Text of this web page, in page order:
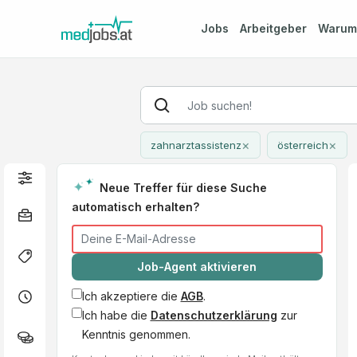
Jobs Arbeitgeber
zahnarztassistenz× österreich×
Neue Treffer für diese Suche
automatisch erhalten?
Job-Agent aktivieren
Ich akzeptiere die AGB.
Ich habe die Datenschutzerklärung zur
Kenntnis genommen.